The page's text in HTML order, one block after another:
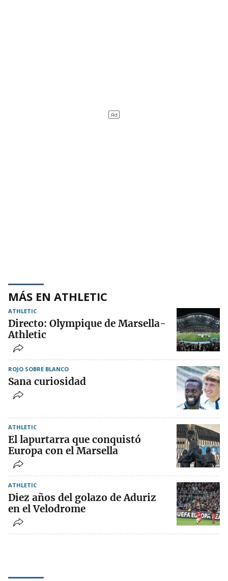
MÁS EN ATHLETIC
ATHLETIC
Directo: Olympique de Marsella-
Athletic
ROJO SOBRE BLANCO
Sana curiosidad
ATHLETIC
El lapurtarra que conquistó
Europa con el Marsella
ATHLETIC
Diez años del golazo de Aduriz
en el Velodrome